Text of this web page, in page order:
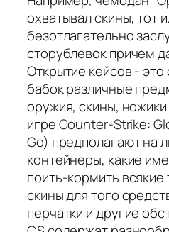
охватывал скины, тот
безотлагательно
сторублевок причем
Открытие кейсов - это
бабок различные
оружия, скины,
игре Counter-Strike:
Go) предполагают на
контейнеры, какие
поить-кормить
скины для того
перчатки и другие